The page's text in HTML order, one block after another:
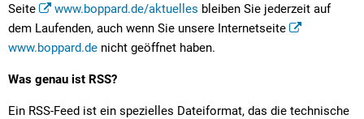
Seite
www.boppard.de/aktuelles bleiben Sie jederzeit auf
dem Laufenden, auch wenn Sie unsere Internetseite
www.boppard.de nicht geöffnet haben.
Was genau ist RSS?
Ein RSS-Feed ist ein spezielles Dateiformat, das die technische